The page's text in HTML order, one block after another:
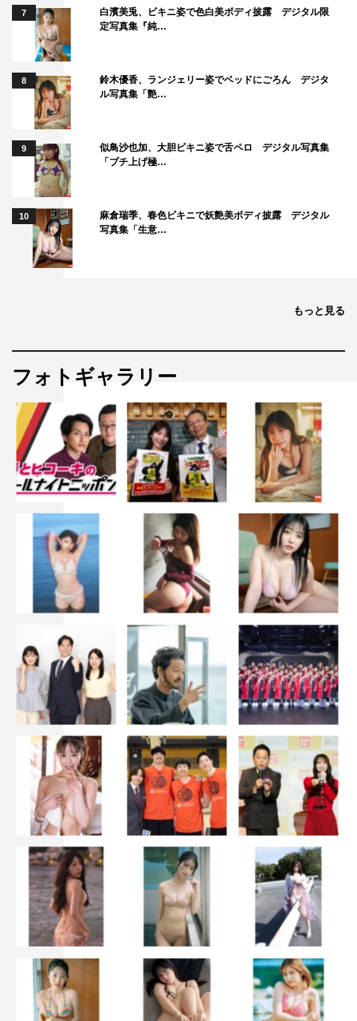
7
白濱美兎、ビキニ姿で色白美ボディ披露 デジタル限
定写真集『純…
8
鈴木優香、ランジェリー姿でベッドにごろん デジタ
ル写真集「艶…
9
似鳥沙也加、大胆ビキニ姿で舌ペロ デジタル写真集
「ブチ上げ極…
10
麻倉瑞季、春色ビキニで妖艶美ボディ披露 デジタル
写真集「生意…
もっと見る
フォトギャラリー